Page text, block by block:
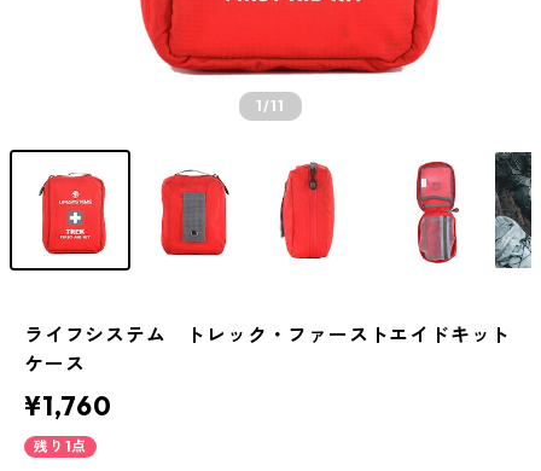
1/11
ライフシステム トレック・ファーストエイドキット
ケース
¥1,760
残り1点